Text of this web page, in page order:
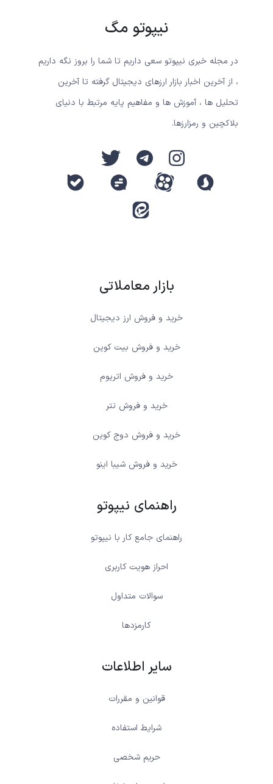
نیپوتو مگ
در مجله خبری نیپوتو سعی داریم تا شما را بروز نگه داریم
، از آخرین اخبار بازار ارزهای دیجیتال گرفته تا آخرین
تحلیل ها ، آموزش ها و مفاهیم پایه مرتبط با دنیای
بلاکچین و رمزارزها.
بازار معاملاتی
خرید و فروش ارز دیجیتال
خرید و فروش بیت کوین
خرید و فروش اتریوم
خرید و فروش تتر
خرید و فروش دوج کوین
خرید و فروش شیبا اینو
راهنمای نیپوتو
راهنمای جامع کار با نیپوتو
احراز هویت کاربری
سوالات متداول
کارمزدها
سایر اطلاعات
قوانین و مقررات
شرایط استفاده
حریم شخصی